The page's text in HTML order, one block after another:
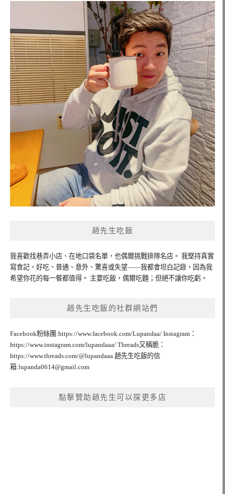
趙先生吃飯
我喜歡找巷弄小店、在地口袋名單，也偶爾挑戰排隊名店。 我堅持真實
寫食記，好吃、普通、意外、驚喜或失望——我都會坦白記錄，因為我
希望你花的每一餐都值得。 主要吃飯，偶爾吃麵；但絕不讓你吃虧。
趙先生吃飯的社群網站們
Facebook粉絲團:https://www.facebook.com/Lupandaa/ Instagram：
https://www.instagram.com/lupandaaa/ Threads又稱脆：
https://www.threads.com/@lupandaaa 趙先生吃飯的信
箱:lupanda0614@gmail.com
點擊贊助趙先生可以探更多店